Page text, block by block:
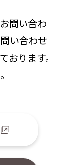
問い合わ
い合わせ
おります。